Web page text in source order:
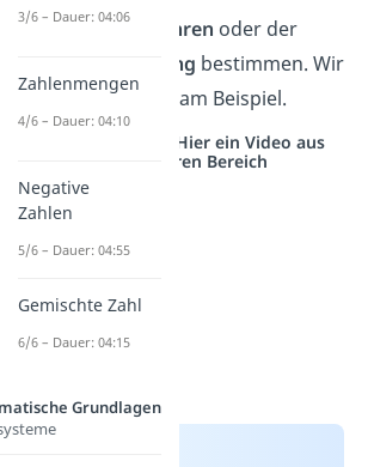
Zahlenreihenverfahren oder der
Primfaktorzerlegung bestimmen. Wir
zeigen es dir direkt am Beispiel.
Studyflix vernetzt: Hier ein Video aus
einem anderen Bereich
3/6 – Dauer: 04:06
Zahlenmengen
4/6 – Dauer: 04:10
Negative
Zahlen
5/6 – Dauer: 04:55
Gemischte Zahl
6/6 – Dauer: 04:15
Grundlagen